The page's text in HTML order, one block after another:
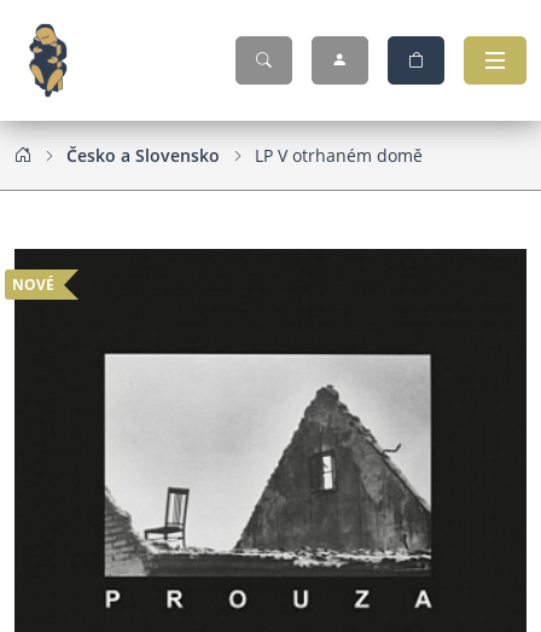
Česko a Slovensko LP V otrhaném domě
NOVÉ